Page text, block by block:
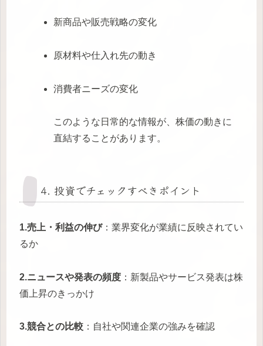
新商品や販売戦略の変化
原材料や仕入れ先の動き
消費者ニーズの変化
このような日常的な情報が、株価の動きに
直結することがあります。
4. 投資でチェックすべきポイント
1.売上・利益の伸び：業界変化が業績に反映されてい
るか
2.ニュースや発表の頻度 ：新製品やサービス発表は株
価上昇のきっかけ
3.競合との比較 ：自社や関連企業の強みを確認